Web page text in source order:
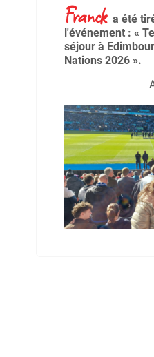
Franck a été
l'événement : «
séjour à
Nations 2026 ».